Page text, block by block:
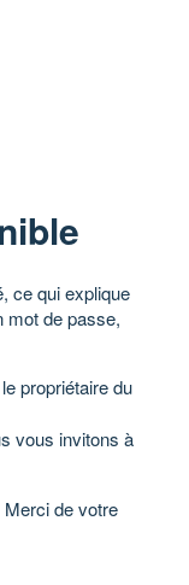
ce qui explique
mot de passe,
propriétaire du
vous invitons à
de votre